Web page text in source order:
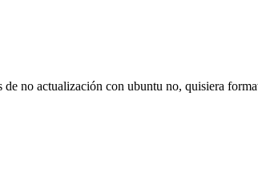
no actualización con ubuntu no, quisiera